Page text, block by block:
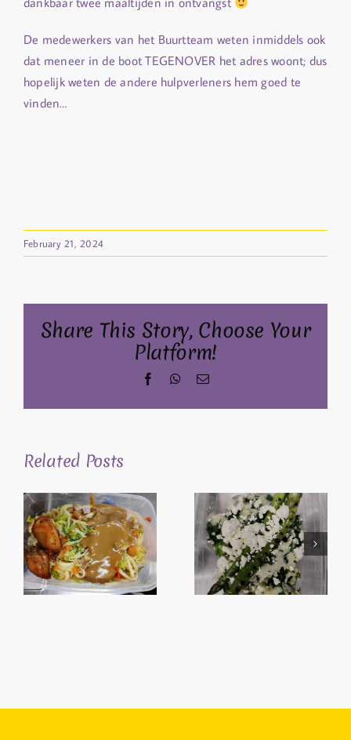
De medewerkers van het Buurtteam weten inmiddels ook
dat meneer in de boot TEGENOVER het adres woont; dus
hopelijk weten de andere hulpverleners hem goed te
vinden…
February 21, 2024
Share This Story, Choose Your
Platform!
FacebookWhatsApp
Email
Related Posts